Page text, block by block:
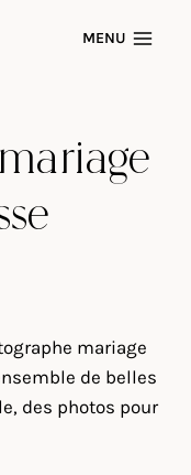
MENU
mariage
de belles
des photos pour